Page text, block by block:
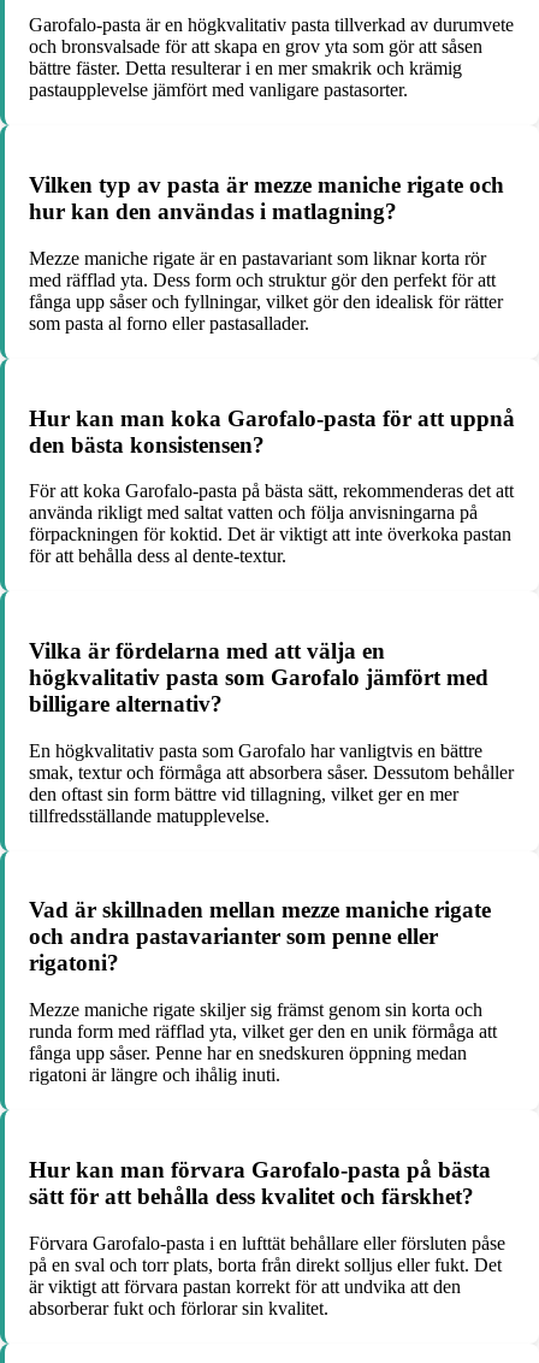
Garofalo-pasta är en högkvalitativ pasta tillverkad av durumvete
och bronsvalsade för att skapa en grov yta som gör att såsen
bättre fäster. Detta resulterar i en mer smakrik och krämig
pastaupplevelse jämfört med vanligare pastasorter.
Vilken typ av pasta är mezze maniche rigate och
hur kan den användas i matlagning?
Mezze maniche rigate är en pastavariant som liknar korta rör
med räfflad yta. Dess form och struktur gör den perfekt för att
fånga upp såser och fyllningar, vilket gör den idealisk för rätter
som pasta al forno eller pastasallader.
Hur kan man koka Garofalo-pasta för att uppnå
den bästa konsistensen?
För att koka Garofalo-pasta på bästa sätt, rekommenderas det att
använda rikligt med saltat vatten och följa anvisningarna på
förpackningen för koktid. Det är viktigt att inte överkoka pastan
för att behålla dess al dente-textur.
Vilka är fördelarna med att välja en
högkvalitativ pasta som Garofalo jämfört med
billigare alternativ?
En högkvalitativ pasta som Garofalo har vanligtvis en bättre
smak, textur och förmåga att absorbera såser. Dessutom behåller
den oftast sin form bättre vid tillagning, vilket ger en mer
tillfredsställande matupplevelse.
Vad är skillnaden mellan mezze maniche rigate
och andra pastavarianter som penne eller
rigatoni?
Mezze maniche rigate skiljer sig främst genom sin korta och
runda form med räfflad yta, vilket ger den en unik förmåga att
fånga upp såser. Penne har en snedskuren öppning medan
rigatoni är längre och ihålig inuti.
Hur kan man förvara Garofalo-pasta på bästa
sätt för att behålla dess kvalitet och färskhet?
Förvara Garofalo-pasta i en lufttät behållare eller försluten påse
på en sval och torr plats, borta från direkt solljus eller fukt. Det
är viktigt att förvara pastan korrekt för att undvika att den
absorberar fukt och förlorar sin kvalitet.